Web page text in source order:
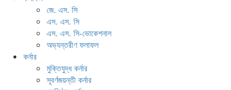
জে. এস. সি
এস. এস. সি
এস. এস. সি-ভোকেশনাল
অভ্যন্তরীণ ফলাফল
কর্নার
মুক্তিযুদ্ধ কর্নার
সূবর্ণজয়ন্তী কর্নার